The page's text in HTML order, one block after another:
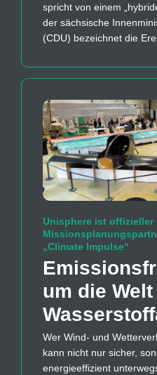
spricht von einem
der sächsische
(CDU) bezeichnet die
Unisphere ist offizieller
„Climate Impulse“
um die
Wer Wind- und
kann nicht nur sicher,
energieeffizient